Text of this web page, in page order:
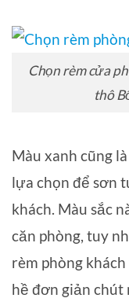
Chọn rèm cửa
thô
Màu xanh cũng
lựa chọn để sơn
khách. Màu sắc
căn phòng, tuy
rèm phòng
hề đơn giản chút